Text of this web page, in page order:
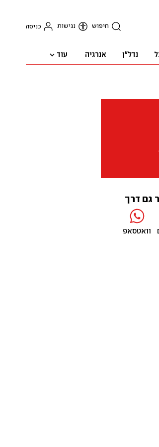
חיפוש נגישות כניסה
נדל"ן אנרגיה עוד
גם דרך
וואטסאפ